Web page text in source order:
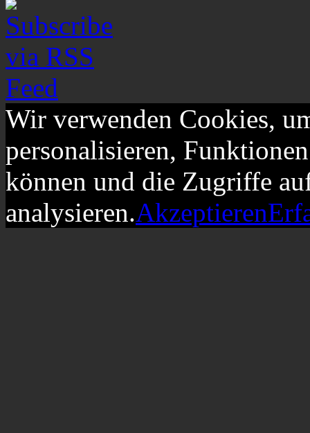
Wir verwenden Cookies,
personalisieren,
können und die Zugriffe
analysieren.Akzeptieren